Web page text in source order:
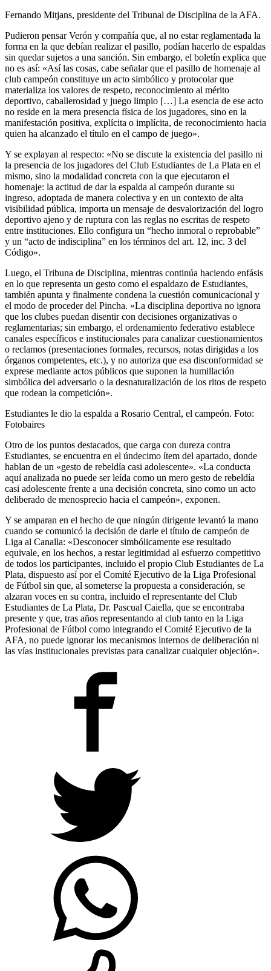
Fernando Mitjans, presidente del Tribunal de Disciplina de la AFA.
Pudieron pensar Verón y compañía que, al no estar reglamentada la
forma en la que debían realizar el pasillo, podían hacerlo de espaldas
sin quedar sujetos a una sanción. Sin embargo, el boletín explica que
no es así: «Así las cosas, cabe señalar que el pasillo de homenaje al
club campeón constituye un acto simbólico y protocolar que
materializa los valores de respeto, reconocimiento al mérito
deportivo, caballerosidad y juego limpio […] La esencia de ese acto
no reside en la mera presencia física de los jugadores, sino en la
manifestación positiva, explícita o implícita, de reconocimiento hacia
quien ha alcanzado el título en el campo de juego».
Y se explayan al respecto: «No se discute la existencia del pasillo ni
la presencia de los jugadores del Club Estudiantes de La Plata en el
mismo, sino la modalidad concreta con la que ejecutaron el
homenaje: la actitud de dar la espalda al campeón durante su
ingreso, adoptada de manera colectiva y en un contexto de alta
visibilidad pública, importa un mensaje de desvalorización del logro
deportivo ajeno y de ruptura con las reglas no escritas de respeto
entre instituciones. Ello configura un “hecho inmoral o reprobable”
y un “acto de indisciplina” en los términos del art. 12, inc. 3 del
Código».
Luego, el Tribuna de Disciplina, mientras continúa haciendo enfásis
en lo que representa un gesto como el espaldazo de Estudiantes,
también apunta y finalmente condena la cuestión comunicacional y
el modo de proceder del Pincha. «La disciplina deportiva no ignora
que los clubes puedan disentir con decisiones organizativas o
reglamentarias; sin embargo, el ordenamiento federativo establece
canales específicos e institucionales para canalizar cuestionamientos
o reclamos (presentaciones formales, recursos, notas dirigidas a los
órganos competentes, etc.), y no autoriza que esa disconformidad se
exprese mediante actos públicos que suponen la humillación
simbólica del adversario o la desnaturalización de los ritos de respeto
que rodean la competición».
Estudiantes le dio la espalda a Rosario Central, el campeón. Foto:
Fotobaires
Otro de los puntos destacados, que carga con dureza contra
Estudiantes, se encuentra en el úndecimo ítem del apartado, donde
hablan de un «gesto de rebeldía casi adolescente». «La conducta
aquí analizada no puede ser leída como un mero gesto de rebeldía
casi adolescente frente a una decisión concreta, sino como un acto
deliberado de menosprecio hacia el campeón», exponen.
Y se amparan en el hecho de que ningún dirigente levantó la mano
cuando se comunicó la decisión de darle el título de campeón de
Liga al Canalla: «Desconocer simbólicamente ese resultado
equivale, en los hechos, a restar legitimidad al esfuerzo competitivo
de todos los participantes, incluido el propio Club Estudiantes de La
Plata, dispuesto así por el Comité Ejecutivo de la Liga Profesional
de Fútbol sin que, al someterse la propuesta a consideración, se
alzaran voces en su contra, incluido el representante del Club
Estudiantes de La Plata, Dr. Pascual Caiella, que se encontraba
presente y que, tras años representando al club tanto en la Liga
Profesional de Fútbol como integrando el Comité Ejecutivo de la
AFA, no puede ignorar los mecanismos internos de deliberación ni
las vías institucionales previstas para canalizar cualquier objeción».